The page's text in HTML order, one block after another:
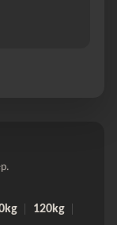
120kg